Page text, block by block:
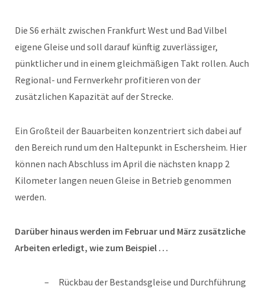
Die S6 erhält zwischen Frankfurt West und Bad Vilbel
eigene Gleise und soll darauf künftig zuverlässiger,
pünktlicher und in einem gleichmäßigen Takt rollen. Auch
Regional- und Fernverkehr profitieren von der
zusätzlichen Kapazität auf der Strecke.
Ein Großteil der Bauarbeiten konzentriert sich dabei auf
den Bereich rund um den Haltepunkt in Eschersheim. Hier
können nach Abschluss im April die nächsten knapp 2
Kilometer langen neuen Gleise in Betrieb genommen
werden.
Darüber hinaus werden im Februar und März zusätzliche
Arbeiten erledigt, wie zum Beispiel …
Rückbau der Bestandsgleise und Durchführung